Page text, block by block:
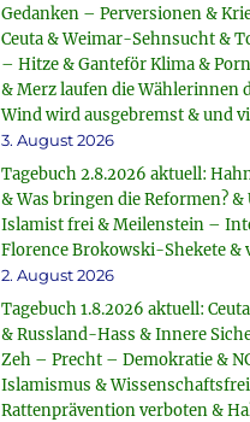
Gedanken – Perversionen &
Ceuta & Weimar-Sehnsucht &
– Hitze & Ganteför Klima &
& Merz laufen die Wählerinnen
Wind wird ausgebremst & und
3. August 2026
Tagebuch 2.8.2026 aktuell:
& Was bringen die Reformen? &
Islamist frei & Meilenstein –
Florence Brokowski-Shekete &
2. August 2026
Tagebuch 1.8.2026 aktuell:
& Russland-Hass & Innere
Zeh – Precht – Demokratie &
Islamismus &
Rattenprävention verboten &